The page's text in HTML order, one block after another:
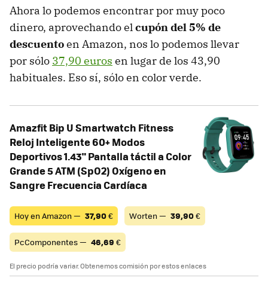
Ahora lo podemos encontrar por muy poco
dinero, aprovechando elcupón del 5% de
descuentoen Amazon, nos lo podemos llevar
por sólo 37,90 euros en lugar de los 43,90
habituales. Eso sí, sólo en color verde.
Amazfit Bip U Smartwatch Fitness
Reloj Inteligente 60+ Modos
Deportivos 1.43" Pantalla táctil a Color
Grande 5 ATM (SpO2) Oxígeno en
Sangre Frecuencia Cardíaca
Hoy en Amazon — 37,90€ Worten — 39,90€
PcComponentes — 46,69 €
El precio podría variar. Obtenemos comisión por estos enlaces